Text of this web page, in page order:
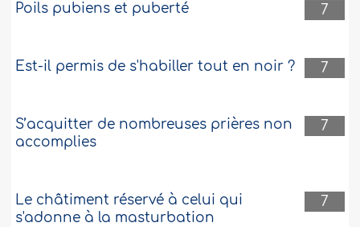
7
Poils pubiens et puberté
7
Est-il permis de s'habiller tout en noir ?
7
S’acquitter de nombreuses prières non
accomplies
7
Le châtiment réservé à celui qui
s'adonne à la masturbation